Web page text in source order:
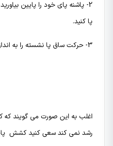
2- پاشنه پای خود را پایین
پا کنید.
3- حرکت ساق پا نشسته را به اندازه تعداد حرکت در ست های تعیین شده انجام دهید.
اغلب به این صورت می گویند که
رشد نمی کند سعی کنید کشش